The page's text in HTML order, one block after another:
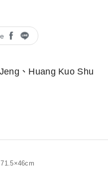
、Huang Kuo Shu